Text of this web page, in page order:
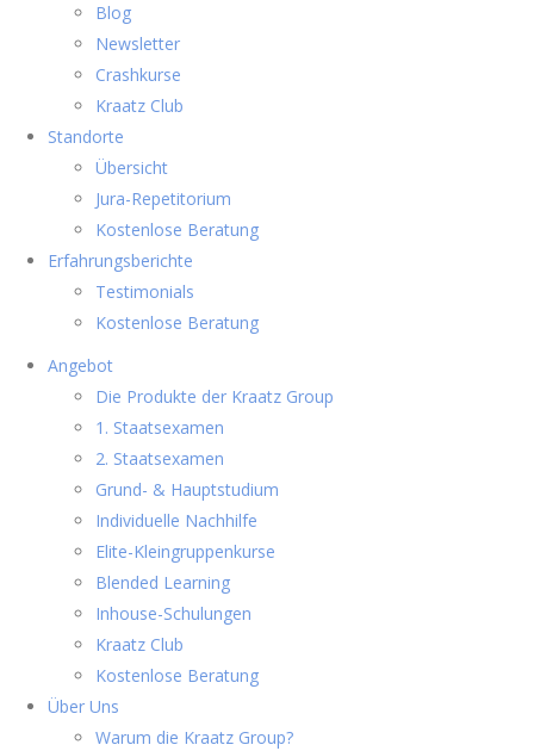
Blog
Newsletter
Crashkurse
Kraatz Club
Standorte
Übersicht
Jura-Repetitorium
Kostenlose Beratung
Erfahrungsberichte
Testimonials
Kostenlose Beratung
Angebot
Die Produkte der Kraatz Group
1. Staatsexamen
2. Staatsexamen
Grund- & Hauptstudium
Individuelle Nachhilfe
Elite-Kleingruppenkurse
Blended Learning
Inhouse-Schulungen
Kraatz Club
Kostenlose Beratung
Über Uns
Warum die Kraatz Group?